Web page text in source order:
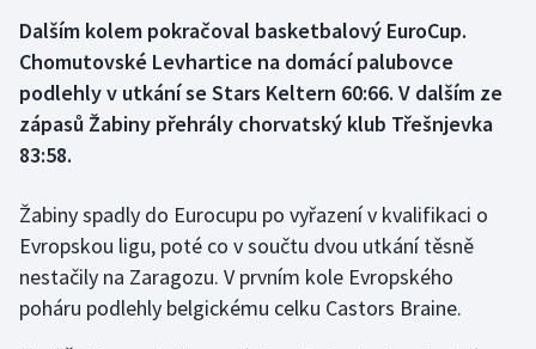
Boby a skeleton
Box
Curling
Dostihy
Florbal
AZ kvíz
Dalším kolem pokračoval basketbalový EuroCup.
Chomutovské Levhartice na domácí palubovce
podlehly v utkání se Stars Keltern 60:66. V dalším ze
zápasů Žabiny přehrály chorvatský klub Třešnjevka
83:58.
Žabiny spadly do Eurocupu po vyřazení v kvalifikaci o
Evropskou ligu, poté co v součtu dvou utkání těsně
nestačily na Zaragozu. V prvním kole Evropského
poháru podlehly belgickému celku Castors Braine.